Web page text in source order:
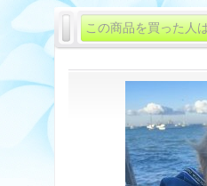
この商品を買った人